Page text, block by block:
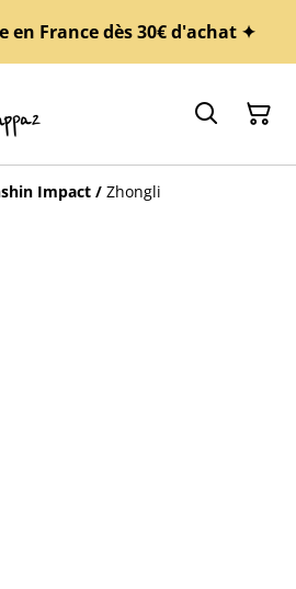
France dès 30€ d'achat ✦
Impact / Zhongli